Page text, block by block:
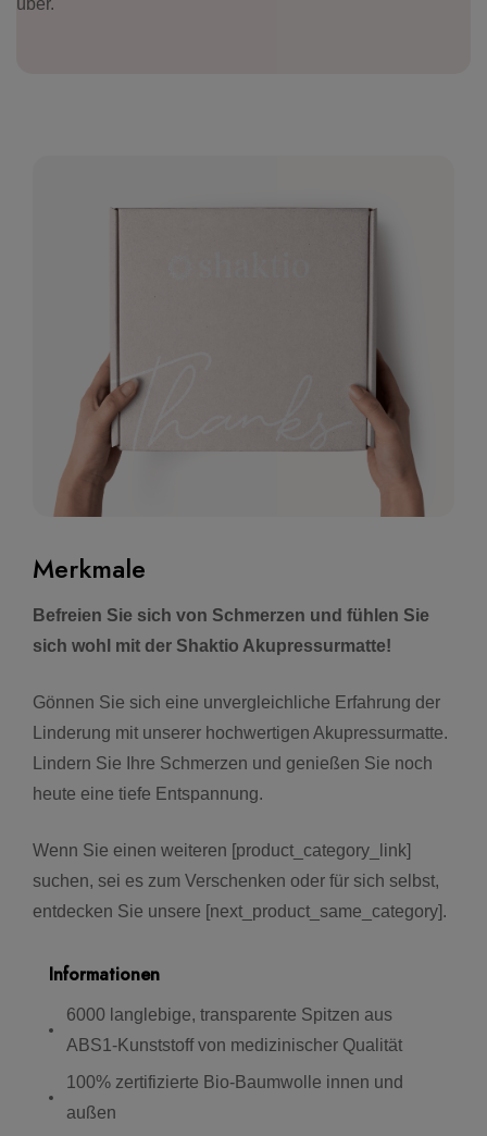
über.
Merkmale
Befreien Sie sich von Schmerzen und fühlen Sie
sich wohl mit der Shaktio Akupressurmatte!
Gönnen Sie sich eine unvergleichliche Erfahrung der
Linderung mit unserer hochwertigen Akupressurmatte.
Lindern Sie Ihre Schmerzen und genießen Sie noch
heute eine tiefe Entspannung.
Wenn Sie einen weiteren [product_category_link]
suchen, sei es zum Verschenken oder für sich selbst,
entdecken Sie unsere [next_product_same_category].
Informationen
6000 langlebige, transparente Spitzen aus
ABS1-Kunststoff von medizinischer Qualität
100% zertifizierte Bio-Baumwolle innen und
außen